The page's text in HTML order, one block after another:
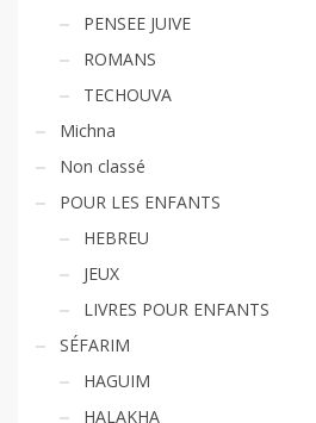
PENSEE JUIVE
ROMANS
TECHOUVA
Michna
Non classé
POUR LES ENFANTS
HEBREU
JEUX
LIVRES POUR ENFANTS
SÉFARIM
HAGUIM
HALAKHA